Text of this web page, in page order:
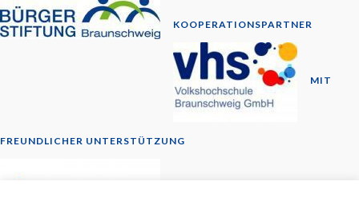
KOOPERATIONSPARTNER
MIT
FREUNDLICHER UNTERSTÜTZUNG